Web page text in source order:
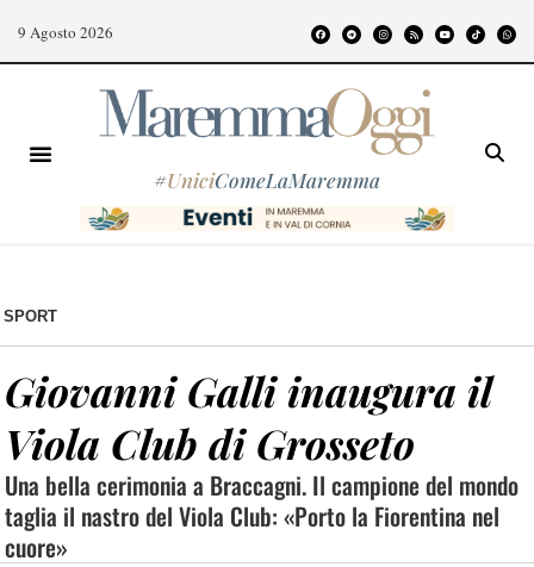
9 Agosto 2026
#UniciComeLaMaremma
SPORT
Giovanni Galli inaugura il
Viola Club di Grosseto
Una bella cerimonia a Braccagni. Il campione del mondo
taglia il nastro del Viola Club: «Porto la Fiorentina nel
cuore»